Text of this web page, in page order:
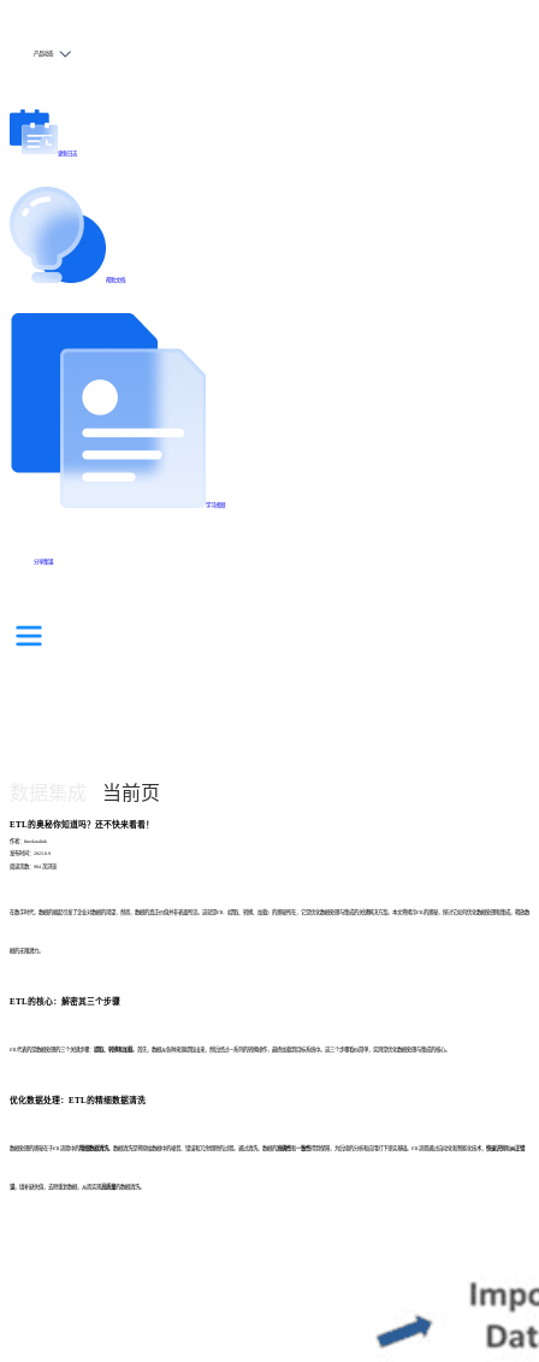
产品动态
更新日志
帮助文档
学习视频
分享集锦
当前页
ETL的奥秘你知道吗？还不快来看看！
作者：finedatalink
发布时间：2023.8.9
阅读次数：984 次浏览
在数字时代，数据的崛起引发了企业对数据的渴望，然而，数据的真正价值并非表面所见。这就是ETL（提取、转换、加载）的奥秘所在，它是优化数据处理与集成的关键解决方案。本文将揭示ETL的奥秘，探讨它如何优化数据处理和集成，释放数
据的无限潜力。
ETL的核心：解密其三个步骤
ETL代表的是数据处理的三个关键步骤： 提取、转换和加载。首先，数据从各种来源提取出来，然后经过一系列的转换操作，最终加载到目标系统中。这三个步骤看似简单，实则是优化数据处理与集成的核心。
优化数据处理：ETL的精细数据清洗
数据处理的奥秘在于ETL流程中的 精细数据清洗 。数据清洗是将原始数据中的噪音、错误和冗余剔除的过程。通过清洗，数据的 准确性 和 一致性得到保障，为后续的分析和应用打下坚实基础。ETL流程通过自动化和智能化技术， 快速识别 和 纠正错
误 ，填补缺失值，去除重复数据，从而实现高质量 的数据清洗。